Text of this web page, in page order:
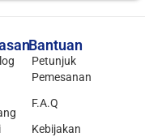
Bantuan
Petunjuk
Pemesanan
F.A.Q
Kebijakan